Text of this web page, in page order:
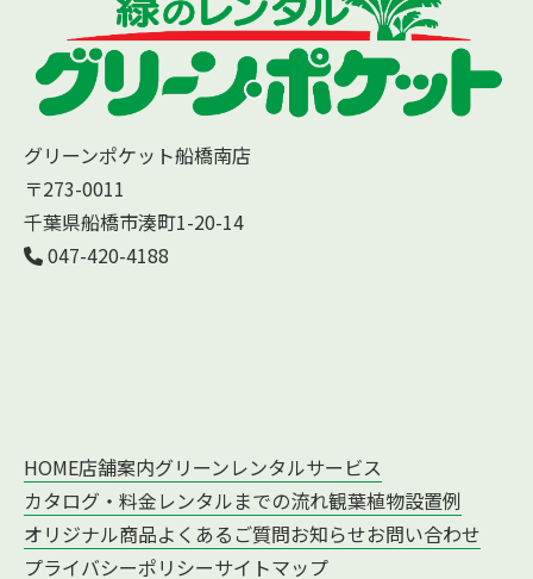
グリーンポケット船橋南店
〒273-0011
千葉県船橋市湊町1-20-14
047-420-4188
HOME店舗案内グリーンレンタルサービス
カタログ・料金レンタルまでの流れ観葉植物設置例
オリジナル商品よくあるご質問お知らせお問い合わせ
プライバシーポリシーサイトマップ